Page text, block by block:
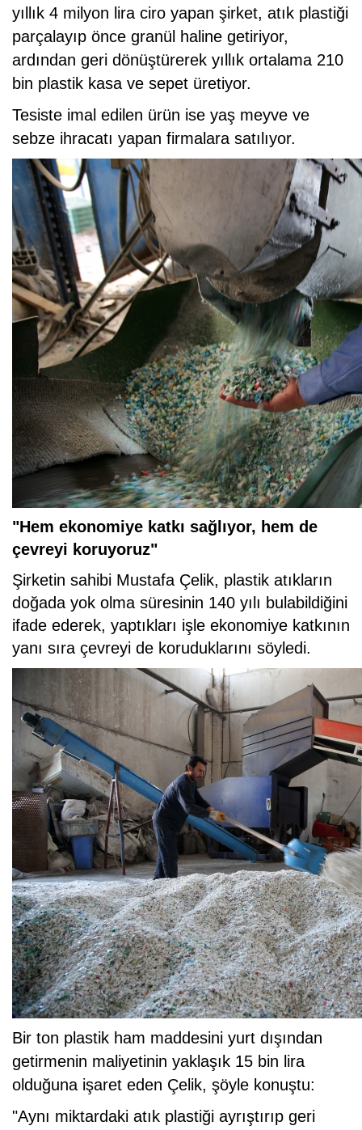
yıllık 4 milyon lira ciro yapan şirket, atık plastiği
parçalayıp önce granül haline getiriyor,
ardından geri dönüştürerek yıllık ortalama 210
bin plastik kasa ve sepet üretiyor.
Tesiste imal edilen ürün ise yaş meyve ve
sebze ihracatı yapan firmalara satılıyor.
"Hem ekonomiye katkı sağlıyor, hem de
çevreyi koruyoruz"
Şirketin sahibi Mustafa Çelik, plastik atıkların
doğada yok olma süresinin 140 yılı bulabildiğini
ifade ederek, yaptıkları işle ekonomiye katkının
yanı sıra çevreyi de koruduklarını söyledi.
Bir ton plastik ham maddesini yurt dışından
getirmenin maliyetinin yaklaşık 15 bin lira
olduğuna işaret eden Çelik, şöyle konuştu:
"Aynı miktardaki atık plastiği ayrıştırıp geri